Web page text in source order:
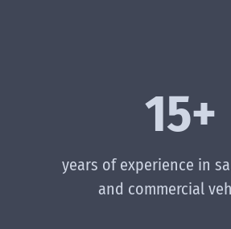
15+
years of experience in
and commercial